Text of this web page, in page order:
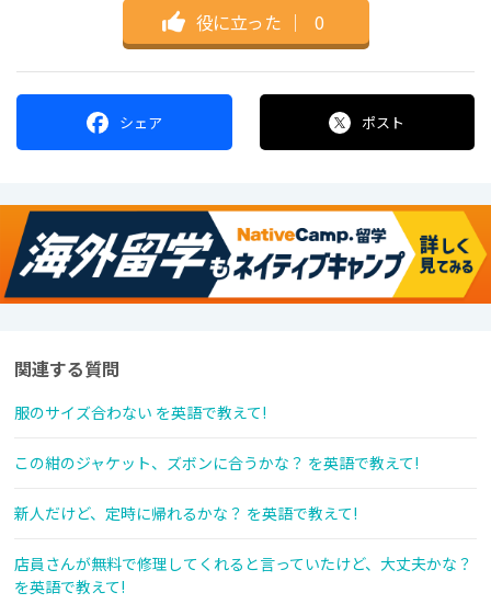
役に立った ｜ 0
シェア ポスト
関連する質問
服のサイズ合わない を英語で教えて!
この紺のジャケット、ズボンに合うかな？ を英語で教えて!
新人だけど、定時に帰れるかな？ を英語で教えて!
店員さんが無料で修理してくれると言っていたけど、大丈夫かな？
を英語で教えて!